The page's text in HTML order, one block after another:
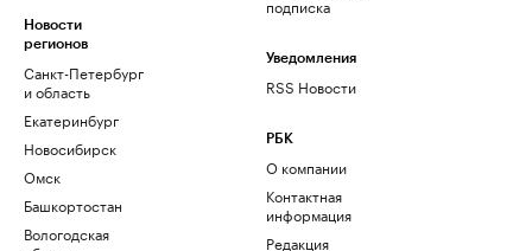
Новости
регионов
Санкт-Петербург
и область
Екатеринбург
Новосибирск
Омск
Башкортостан
Вологодская
подписка
Уведомления
RSS Новости
РБК
О компании
Контактная
информация
Редакция